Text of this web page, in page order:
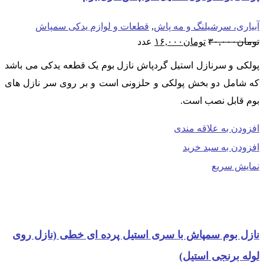
آبیاری، سرشیلنگ و مه پاش, قطعات و لوازم یدکی سمپاش
تومان۳۰,۰۰۰ قیمت
تومان۳۰,۰۰۰
تومان ۱۶,۰۰۰ قیمت
تومان۱۶,۰۰۰.
عدد
پولکی و سرنازل استیل گردپاش نازل بوم یک قطعه یدکی می باشد
که شامل دو بخش پولکی و حلزونی است و بر روی سر نازل های
بوم قابل نصب است.
افزودن به علاقه مندی
افزودن به سبد خرید
نمایش سریع
نازل بوم سمپاش با سری استیل پرده ای خطی (نازل روی
لوله برنجی استیل)